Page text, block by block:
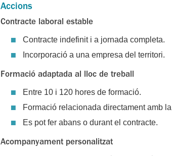
Accions
Contracte laboral estable
Contracte indefinit i a jornada completa.
Incorporació a una empresa del territori.
Formació adaptada al lloc de treball
Entre 10 i 120 hores de formació.
Formació relacionada directament amb
Es pot fer abans o durant el contracte.
Acompanyament personalitzat